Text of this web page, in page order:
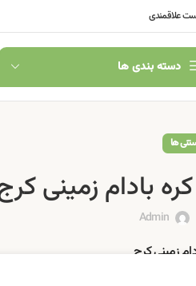
علاقمندی
دسته بندی ها
ها
بادام زمینی
Admin